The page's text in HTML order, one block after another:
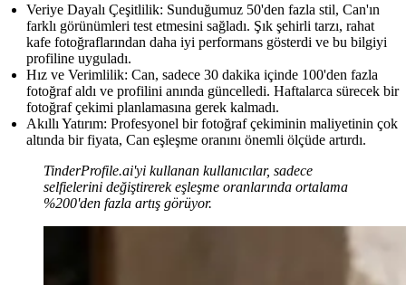
Veriye Dayalı Çeşitlilik: Sunduğumuz 50'den fazla stil, Can'ın
farklı görünümleri test etmesini sağladı. Şık şehirli tarzı, rahat
kafe fotoğraflarından daha iyi performans gösterdi ve bu bilgiyi
profiline uyguladı.
Hız ve Verimlilik: Can, sadece 30 dakika içinde 100'den fazla
fotoğraf aldı ve profilini anında güncelledi. Haftalarca sürecek bir
fotoğraf çekimi planlamasına gerek kalmadı.
Akıllı Yatırım: Profesyonel bir fotoğraf çekiminin maliyetinin çok
altında bir fiyata, Can eşleşme oranını önemli ölçüde artırdı.
TinderProfile.ai'yi kullanan kullanıcılar, sadece
selfielerini değiştirerek eşleşme oranlarında ortalama
%200'den fazla artış görüyor.